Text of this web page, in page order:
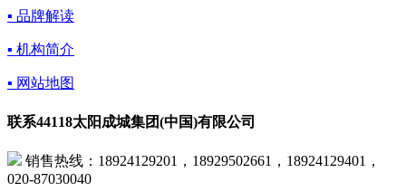
▪ 品牌解读
▪ 机构简介
▪ 网站地图
联系44118太阳成城集团(中国)有限公司
 销售热线：18924129201，18929502661，18924129401，
020-87030040